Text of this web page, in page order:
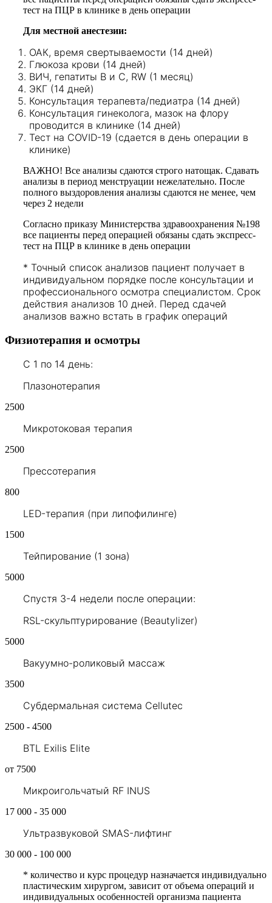
тест на ПЦР в клинике в день операции
Для местной анестезии:
ОАК, время свертываемости (14 дней)
Глюкоза крови (14 дней)
ВИЧ, гепатиты В и С, RW (1 месяц)
ЭКГ (14 дней)
Консультация терапевта/педиатра (14 дней)
Консультация гинеколога, мазок на флору
проводится в клинике (14 дней)
Тест на COVID-19 (сдается в день операции в
клинике)
ВАЖНО! Все анализы сдаются строго натощак. Сдавать
анализы в период менструации нежелательно. После
полного выздоровления анализы сдаются не менее, чем
через 2 недели
Согласно приказу Министерства здравоохранения №198
все пациенты перед операцией обязаны сдать экспресс-
тест на ПЦР в клинике в день операции
* Точный список анализов пациент получает в
индивидуальном порядке после консультации и
профессионального осмотра специалистом. Срок
действия анализов 10 дней. Перед сдачей
анализов важно встать в график операций
Физиотерапия и осмотры
С 1 по 14 день:
Плазонотерапия
2500
Микротоковая терапия
2500
Прессотерапия
800
LED-терапия (при липофилинге)
1500
Тейпирование (1 зона)
5000
Cпустя 3-4 недели после операции:
RSL-скульптурирование (Beautylizer)
5000
Вакуумно-роликовый массаж
3500
Субдермальная система Сellutec
2500 - 4500
BTL Exilis Elite
от 7500
Микроигольчатый RF INUS
17 000 - 35 000
Ультразвуковой SMAS-лифтинг
30 000 - 100 000
* количество и курс процедур назначается индивидуально
пластическим хирургом, зависит от объема операций и
индивидуальных особенностей организма пациента